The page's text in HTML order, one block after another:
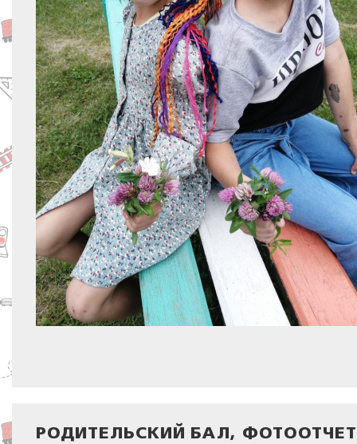
РОДИТЕЛЬСКИЙ БАЛ, ФОТООТЧЕТ